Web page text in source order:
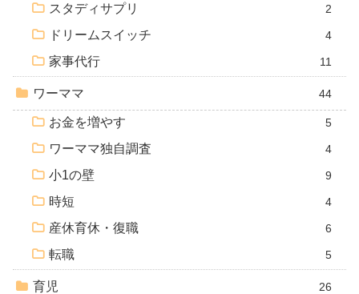
スタディサプリ 2
ドリームスイッチ 4
家事代行 11
ワーママ 44
お金を増やす 5
ワーママ独自調査 4
小1の壁 9
時短 4
産休育休・復職 6
転職 5
育児 26